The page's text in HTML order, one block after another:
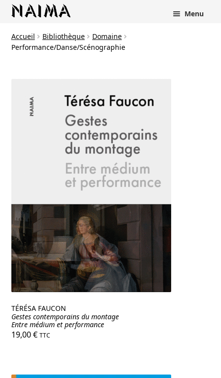
Menu
Accueil Bibliothèque
Domaine
Performance/Danse/Scénographie
TÉRÉSA FAUCON
Gestes contemporains du montage
Entre médium et performance
19,00€ TTC
Panneau de gestion des cookies